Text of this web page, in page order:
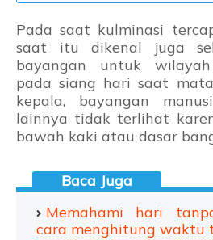
Pada saat kulminasi
saat itu dikenal juga
bayangan untuk
pada siang hari saat
kepala, bayangan
lainnya tidak terlihat
bawah kaki atau dasar
Memahami hari
cara menghitung waktu